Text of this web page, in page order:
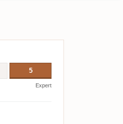
5
Expert